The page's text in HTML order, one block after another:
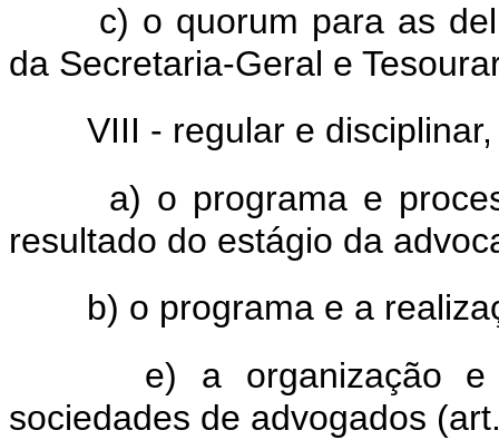
c) o quorum para as
da Secretaria-Geral e
VIII - regular e
a) o programa e
resultado do estágio da
b) o programa e a
e) a organização
sociedades de advogados